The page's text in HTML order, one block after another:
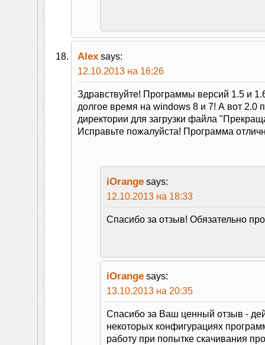
Alex says:
12.10.2013 на 16:26
Здравствуйте! Программы версий 1.5 и
долгое время на windows 8 и 7! А вот 2.0
директории для загрузки файла
Исправьте пожалуйста! Программа
iOrange says:
12.10.2013 на 18:33
Спасибо за отзыв! Обязательно
iOrange says:
13.10.2013 на 20:35
Спасибо за Ваш ценный отзыв -
некоторых конфигурациях
работу при попытке скачивания